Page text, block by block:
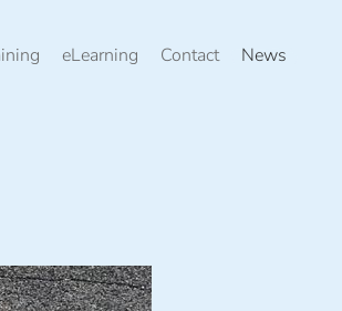
eLearning Contact News